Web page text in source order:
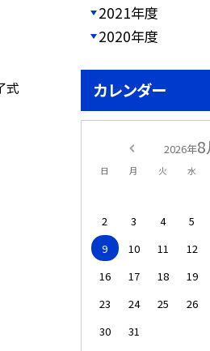
式
2021年度
2020年度
カレンダー
2026年8
日 月 火 水
2
3 4 5
9
10 11 12
16
17 18 19
23
24 25 26
30
31